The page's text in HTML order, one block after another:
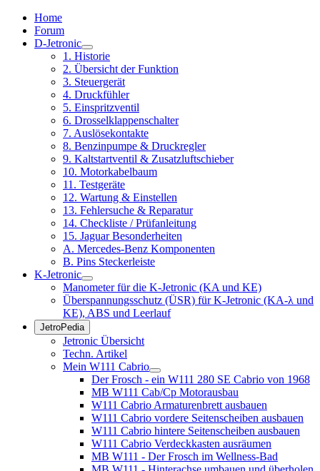
Home
Forum
D-Jetronic
1. Historie
2. Übersicht der Funktion
3. Steuergerät
4. Druckfühler
5. Einspritzventil
6. Drosselklappenschalter
7. Auslösekontakte
8. Benzinpumpe & Druckregler
9. Kaltstartventil & Zusatzluftschieber
10. Motorkabelbaum
11. Testgeräte
12. Wartung & Einstellen
13. Fehlersuche & Reparatur
14. Checkliste / Prüfanleitung
15. Jaguar Besonderheiten
A. Mercedes-Benz Komponenten
B. Pins Steckerleiste
K-Jetronic
Manometer für die K-Jetronic (KA und KE)
Überspannungsschutz (ÜSR) für K-Jetronic (KA-λ und
KE), ABS und Leerlauf
JetroPedia
Jetronic Übersicht
Techn. Artikel
Mein W111 Cabrio
Der Frosch - ein W111 280 SE Cabrio von 1968
MB W111 Cab/Cp Motorausbau
W111 Cabrio Armaturenbrett ausbauen
W111 Cabrio vordere Seitenscheiben ausbauen
W111 Cabrio hintere Seitenscheiben ausbauen
W111 Cabrio Verdeckkasten ausräumen
MB W111 - Der Frosch im Wellness-Bad